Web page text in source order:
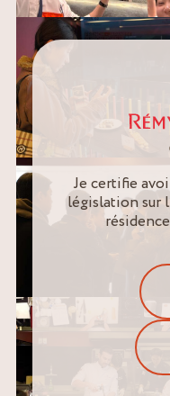
Je certifie
législation sur